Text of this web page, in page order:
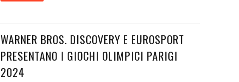
WARNER BROS. DISCOVERY E EUROSPORT
PRESENTANO I GIOCHI OLIMPICI PARIGI
2024